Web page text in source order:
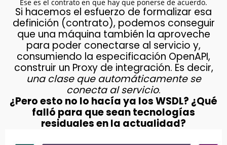
Ese es el contrato en que hay que ponerse de acuerdo.
Si hacemos el esfuerzo de formalizar esa
definición (contrato), podemos conseguir
que una máquina también la aproveche
para poder conectarse al servicio y,
consumiendo la especificación OpenAPI,
construir un Proxy de integración. Es decir,
una clase que automáticamente se
conecta al servicio.
¿Pero esto no lo hacía ya los WSDL? ¿Qué
falló para que sean tecnologías
residuales en la actualidad?